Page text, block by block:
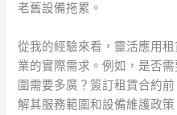
老舊設備拖累。
從我的經驗來看，靈活應用
業的實際需求。例如，是否
圍需要多廣？簽訂租賃合約
解其服務範圍和設備維護政